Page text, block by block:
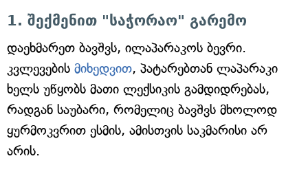
1. შექმენით "საჭორაო" გარემო
დაეხმარეთ ბავშვს, ილაპარაკოს ბევრი.
კვლევების მიხედვით, პატარებთან ლაპარაკი
ხელს უწყობს მათი ლექსიკის გამდიდრებას,
რადგან საუბარი, რომელიც ბავშვს მხოლოდ
ყურმოკვრით ესმის, ამისთვის საკმარისი არ
არის.